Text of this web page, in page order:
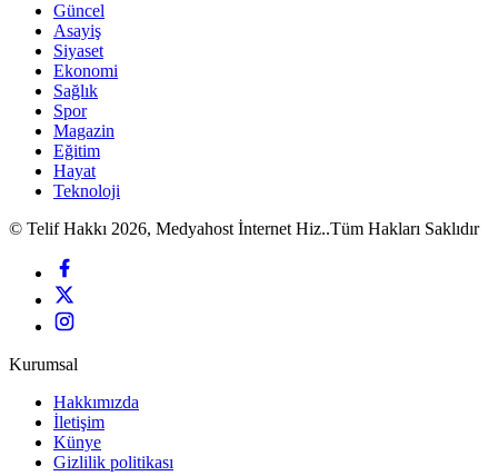
Güncel
Asayiş
Siyaset
Ekonomi
Sağlık
Spor
Magazin
Eğitim
Hayat
Teknoloji
© Telif Hakkı 2026, Medyahost İnternet Hiz..Tüm Hakları Saklıdır
Kurumsal
Hakkımızda
İletişim
Künye
Gizlilik politikası